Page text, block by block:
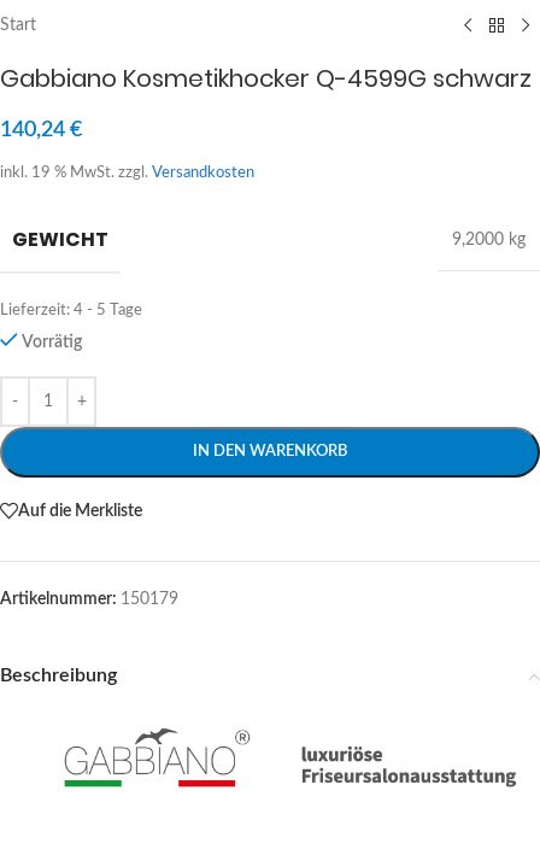
Start
Gabbiano Kosmetikhocker Q-4599G schwarz
140,24 €
inkl. 19 % MwSt. zzgl. Versandkosten
GEWICHT 9,2000 kg
Lieferzeit: 4 - 5 Tage
Vorrätig
IN DEN WARENKORB
Alternative:
Auf die Merkliste
Artikelnummer: 150179
Beschreibung